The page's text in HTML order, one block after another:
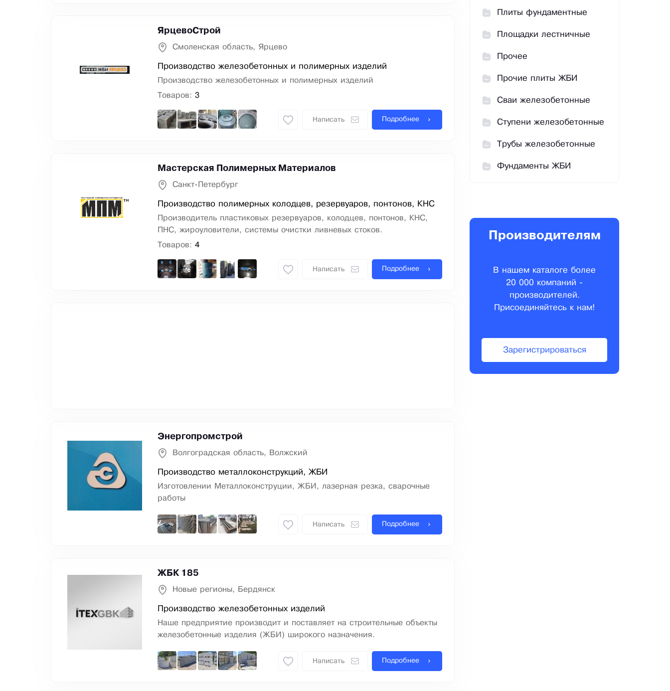
ЯрцевоСтрой
Смоленская область, Ярцево
Производство железобетонных и полимерных изделий
Производство железобетонных и полимерных изделий
Товаров: 3
Написать Подробнее
Мастерская Полимерных Материалов
Санкт-Петербург
Производство полимерных колодцев, резервуаров, понтонов, КНС
Производитель пластиковых резервуаров, колодцев, понтонов, КНС,
ПНС, жироуловители, системы очистки ливневых стоков.
Товаров: 4
Написать Подробнее
Энергопромстрой
Волгоградская область, Волжский
Производство металлоконструкций, ЖБИ
Изготовлении Металлоконструции, ЖБИ, лазерная резка, сварочные
работы
Написать Подробнее
ЖБК 185
Новые регионы, Бердянск
Производство железобетонных изделий
Наше предприятие производит и поставляет на строительные объекты
железобетонные изделия (ЖБИ) широкого назначения.
Написать Подробнее
Плиты фундаментные
Площадки лестничные
Прочее
Прочие плиты ЖБИ
Сваи железобетонные
Ступени железобетонные
Трубы железобетонные
Фундаменты ЖБИ
Производителям
В нашем каталоге более
20 000 компаний -
производителей.
Присоединяйтесь к нам!
Зарегистрироваться